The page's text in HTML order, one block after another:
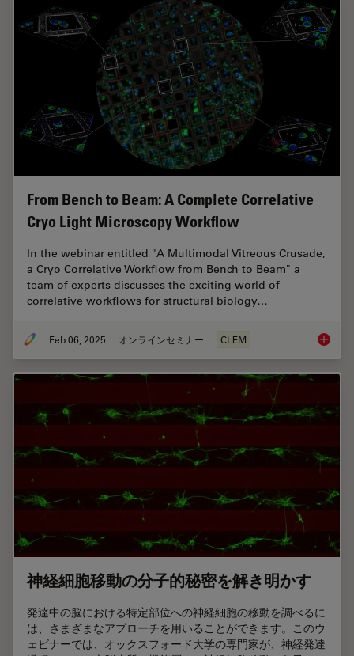
From Bench to Beam: A Complete Correlative
Cryo Light Microscopy Workflow
In the webinar entitled "A Multimodal Vitreous Crusade,
a Cryo Correlative Workflow from Bench to Beam" a
team of experts discusses the exciting world of
correlative workflows for structural biology…
Feb 06, 2025 オンラインセミナー CLEM From
神経細胞移動の分子的秘密を解き明かす
発達中の脳における特定部位への神経細胞の移動を調べるに
は、さまざまなアプローチを用いることができます。このウ
ェビナーでは、オックスフォード大学の専門家が、神経発達